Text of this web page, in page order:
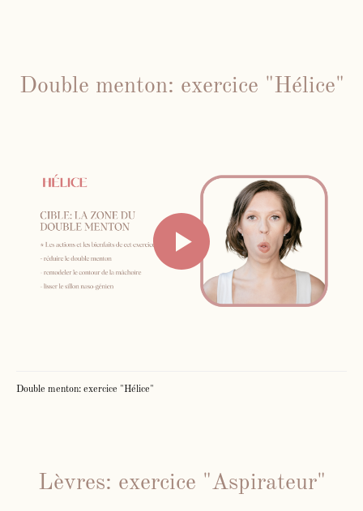
Double menton: exercice "Hélice"
Double menton: exercice "Hélice"
Lèvres: exercice "Aspirateur"